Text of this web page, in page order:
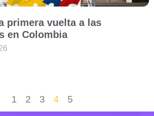
primera vuelta a las
en Colombia
1 2 3 4 5